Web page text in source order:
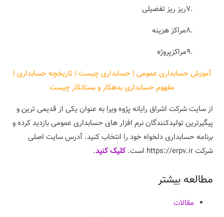
.۷ریز ریز تفضیلی
.۸مراکز هزینه
.۹مراکزپروژه
آموزش حسابداری عمومی | حسابداری چیست | تاریخچه حسابداری |
مفهوم حسابداری بدهکار و بستانکار چیست
از سایت شرکت اشراق رایانه پژوه ویرا به عنوان یکی از قدیمی ترین و
پیگیرترین تولیدکنندگان نرم افزار های حسابداری عمومی بازدید کرده و
برنامه حسابداری دلخواه خود را انتخاب کنید. آدرس سایت اصلی
شرکت https://erpv.ir است.
کلیک کنید.
مطالعه بیشتر
مقالات